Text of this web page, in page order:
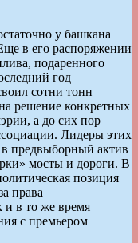
у башкана
в его распоряжении
подаренного
год
сотни тонн
решение конкретных
а до сих пор
Лидеры этих
в предвыборный актив
мосты и дороги. В
позиция
права
и в то же время
с премьером